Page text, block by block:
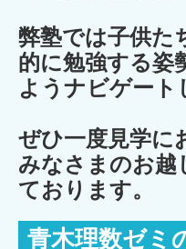
弊塾では子供た
的に勉強する姿
ようナビゲート
ぜひ一度見学に
みなさまのお越
ております。
青木理数ゼミ